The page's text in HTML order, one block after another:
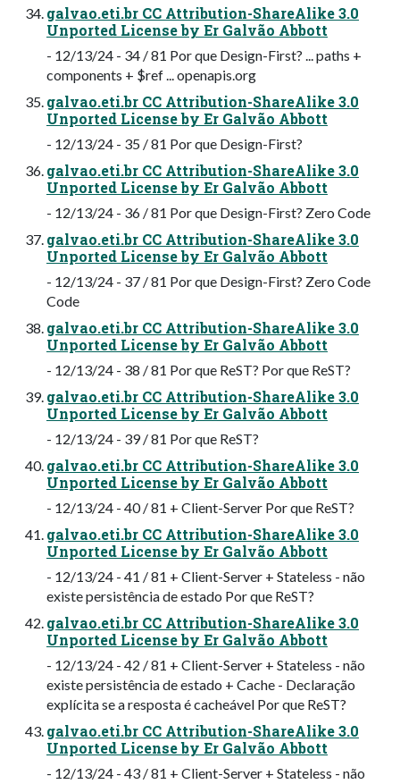
galvao.eti.br CC Attribution-ShareAlike 3.0
Unported License by Er Galvão Abbott
- 12/13/24 - 34 / 81 Por que Design-First? ... paths +
components + $ref ... openapis.org
galvao.eti.br CC Attribution-ShareAlike 3.0
Unported License by Er Galvão Abbott
- 12/13/24 - 35 / 81 Por que Design-First?
galvao.eti.br CC Attribution-ShareAlike 3.0
Unported License by Er Galvão Abbott
- 12/13/24 - 36 / 81 Por que Design-First? Zero Code
galvao.eti.br CC Attribution-ShareAlike 3.0
Unported License by Er Galvão Abbott
- 12/13/24 - 37 / 81 Por que Design-First? Zero Code
Code
galvao.eti.br CC Attribution-ShareAlike 3.0
Unported License by Er Galvão Abbott
- 12/13/24 - 38 / 81 Por que ReST? Por que ReST?
galvao.eti.br CC Attribution-ShareAlike 3.0
Unported License by Er Galvão Abbott
- 12/13/24 - 39 / 81 Por que ReST?
galvao.eti.br CC Attribution-ShareAlike 3.0
Unported License by Er Galvão Abbott
- 12/13/24 - 40 / 81 + Client-Server Por que ReST?
galvao.eti.br CC Attribution-ShareAlike 3.0
Unported License by Er Galvão Abbott
- 12/13/24 - 41 / 81 + Client-Server + Stateless - não
existe persistência de estado Por que ReST?
galvao.eti.br CC Attribution-ShareAlike 3.0
Unported License by Er Galvão Abbott
- 12/13/24 - 42 / 81 + Client-Server + Stateless - não
existe persistência de estado + Cache - Declaração
explícita se a resposta é cacheável Por que ReST?
galvao.eti.br CC Attribution-ShareAlike 3.0
Unported License by Er Galvão Abbott
- 12/13/24 - 43 / 81 + Client-Server + Stateless - não